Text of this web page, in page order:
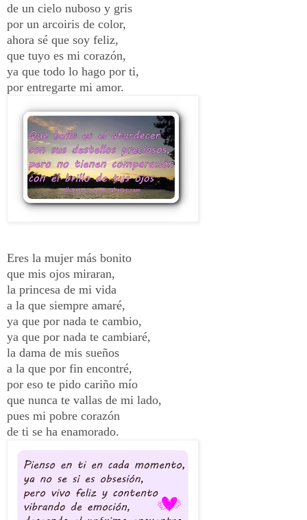
de un cielo nuboso y gris
por un arcoiris de color,
ahora sé que soy feliz,
que tuyo es mi corazón,
ya que todo lo hago por ti,
por entregarte mi amor.
Eres la mujer más bonito
que mis ojos miraran,
la princesa de mi vida
a la que siempre amaré,
ya que por nada te cambio,
ya que por nada te cambiaré,
la dama de mis sueños
a la que por fin encontré,
por eso te pido cariño mío
que nunca te vallas de mi lado,
pues mi pobre corazón
de ti se ha enamorado.